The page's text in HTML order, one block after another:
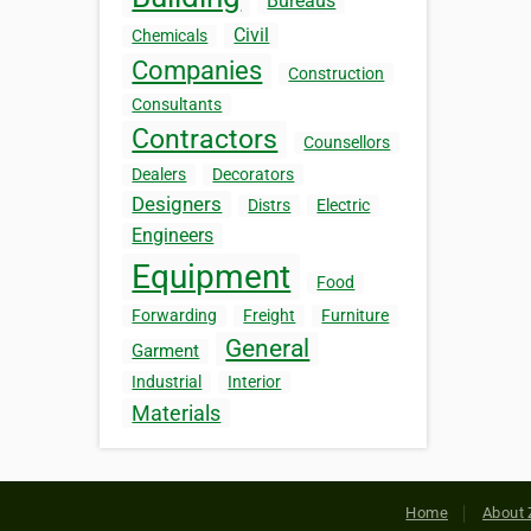
Chemicals Civil
Companies
Construction
Consultants
Contractors
Counsellors
Dealers
Decorators
Designers Distrs Electric
Engineers
Equipment
Food
Forwarding
Freight Furniture
Garment General
Industrial Interior
Materials
Home About